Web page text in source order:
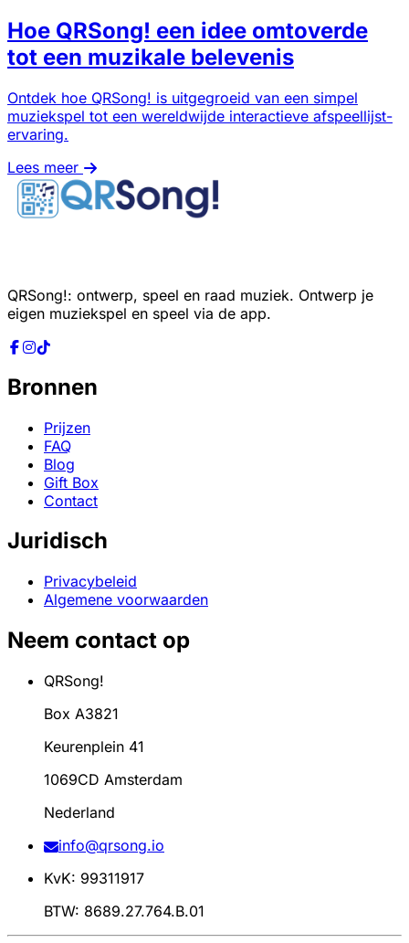
Hoe QRSong! een idee omtoverde
tot een muzikale belevenis
Ontdek hoe QRSong! is uitgegroeid van een simpel
muziekspel tot een wereldwijde interactieve afspeellijst-
ervaring.
Lees meer
QRSong!: ontwerp, speel en raad muziek. Ontwerp je
eigen muziekspel en speel via de app.
Bronnen
Prijzen
FAQ
Blog
Gift Box
Contact
Juridisch
Privacybeleid
Algemene voorwaarden
Neem contact op
QRSong!
Box A3821
Keurenplein 41
1069CD Amsterdam
Nederland
info@qrsong.io
KvK: 99311917
BTW: 8689.27.764.B.01